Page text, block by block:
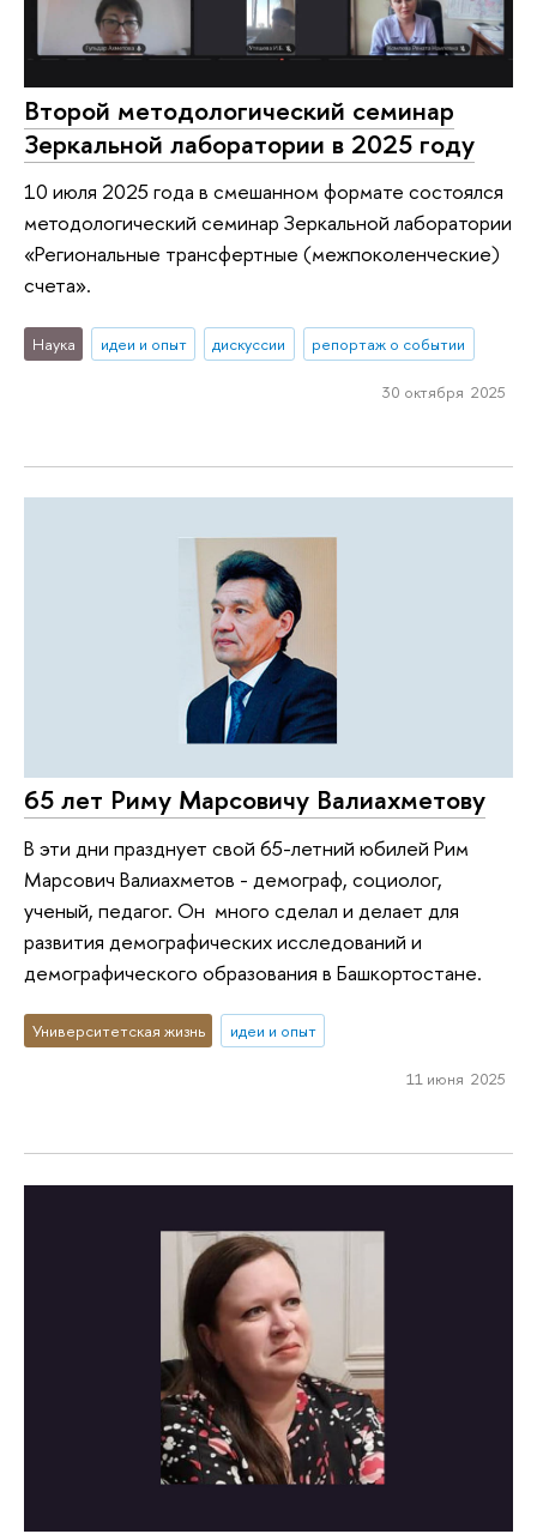
Второй методологический семинар
Зеркальной лаборатории в 2025 году
10 июля 2025 года в смешанном формате состоялся
методологический семинар Зеркальной лаборатории
«Региональные трансфертные (межпоколенческие)
счета».
Наука идеи и опыт дискуссии репортаж о событии
30 октября 2025
65 лет Риму Марсовичу Валиахметову
В эти дни празднует свой 65-летний юбилей Рим
Марсович Валиахметов - демограф, социолог,
ученый, педагог. Он много сделал и делает для
развития демографических исследований и
демографического образования в Башкортостане.
Университетская жизнь идеи и опыт
11 июня 2025